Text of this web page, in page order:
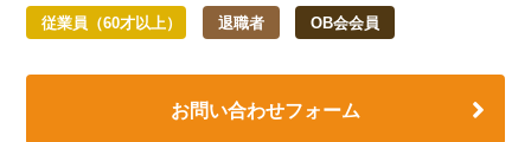
従業員（60才以上） 退職者 OB会会員
お問い合わせフォーム